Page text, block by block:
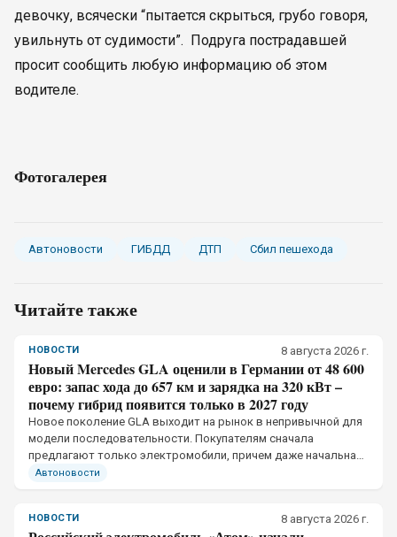
девочку, всячески “пытается скрыться, грубо говоря,
увильнуть от судимости”. Подруга пострадавшей
просит сообщить любую информацию об этом
водителе.
Фотогалерея
Автоновости ГИБДД ДТП Сбил пешехода
Читайте также
НОВОСТИ 8 августа 2026 г.
Новый Mercedes GLA оценили в Германии от 48 600
евро: запас хода до 657 км и зарядка на 320 кВт –
почему гибрид появится только в 2027 году
Новое поколение GLA выходит на рынок в непривычной для
модели последовательности. Покупателям сначала
предлагают только электромобили, причем даже начальная
версия получила отдельную тяговую батарею и собственное
Автоновости
НОВОСТИ 8 августа 2026 г.